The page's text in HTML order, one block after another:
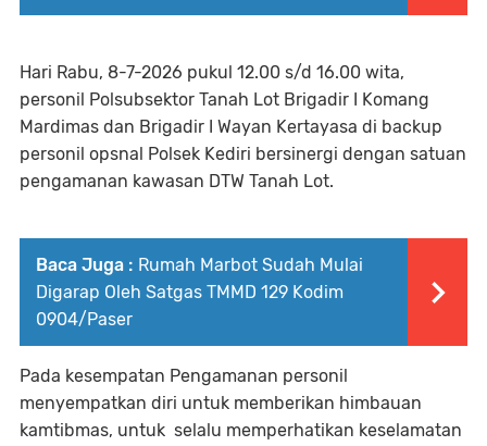
Hari Rabu, 8-7-2026 pukul 12.00 s/d 16.00 wita,
personil Polsubsektor Tanah Lot Brigadir I Komang
Mardimas dan Brigadir I Wayan Kertayasa di backup
personil opsnal Polsek Kediri bersinergi dengan satuan
pengamanan kawasan DTW Tanah Lot.
Baca Juga : Rumah Marbot Sudah Mulai
Digarap Oleh Satgas TMMD 129 Kodim
0904/Paser
Pada kesempatan Pengamanan personil
menyempatkan diri untuk memberikan himbauan
kamtibmas, untuk selalu memperhatikan keselamatan